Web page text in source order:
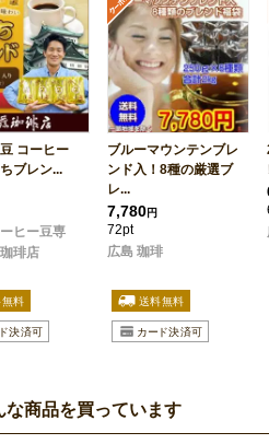
コーヒー
ブレン...
ヒー豆専
琲店
ブルーマウンテンブレ
ンド入！8種の厳選ブ
レ...
7,780円
72pt
広島 珈琲
商品を買っています